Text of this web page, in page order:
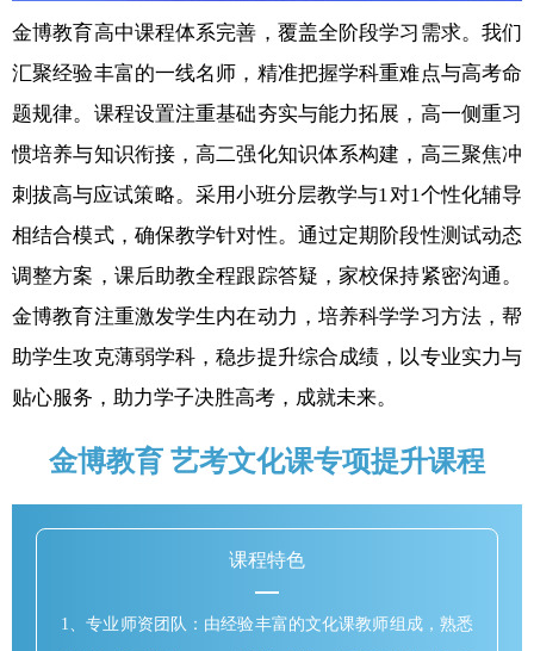
金博教育高中课程体系完善，覆盖全阶段学习需求。我们
汇聚经验丰富的一线名师，精准把握学科重难点与高考命
题规律。课程设置注重基础夯实与能力拓展，高一侧重习
惯培养与知识衔接，高二强化知识体系构建，高三聚焦冲
刺拔高与应试策略。采用小班分层教学与1对1个性化辅导
相结合模式，确保教学针对性。通过定期阶段性测试动态
调整方案，课后助教全程跟踪答疑，家校保持紧密沟通。
金博教育注重激发学生内在动力，培养科学学习方法，帮
助学生攻克薄弱学科，稳步提升综合成绩，以专业实力与
贴心服务，助力学子决胜高考，成就未来。
金博教育 艺考文化课专项提升课程
课程特色
1、专业师资团队：由经验丰富的文化课教师组成，熟悉